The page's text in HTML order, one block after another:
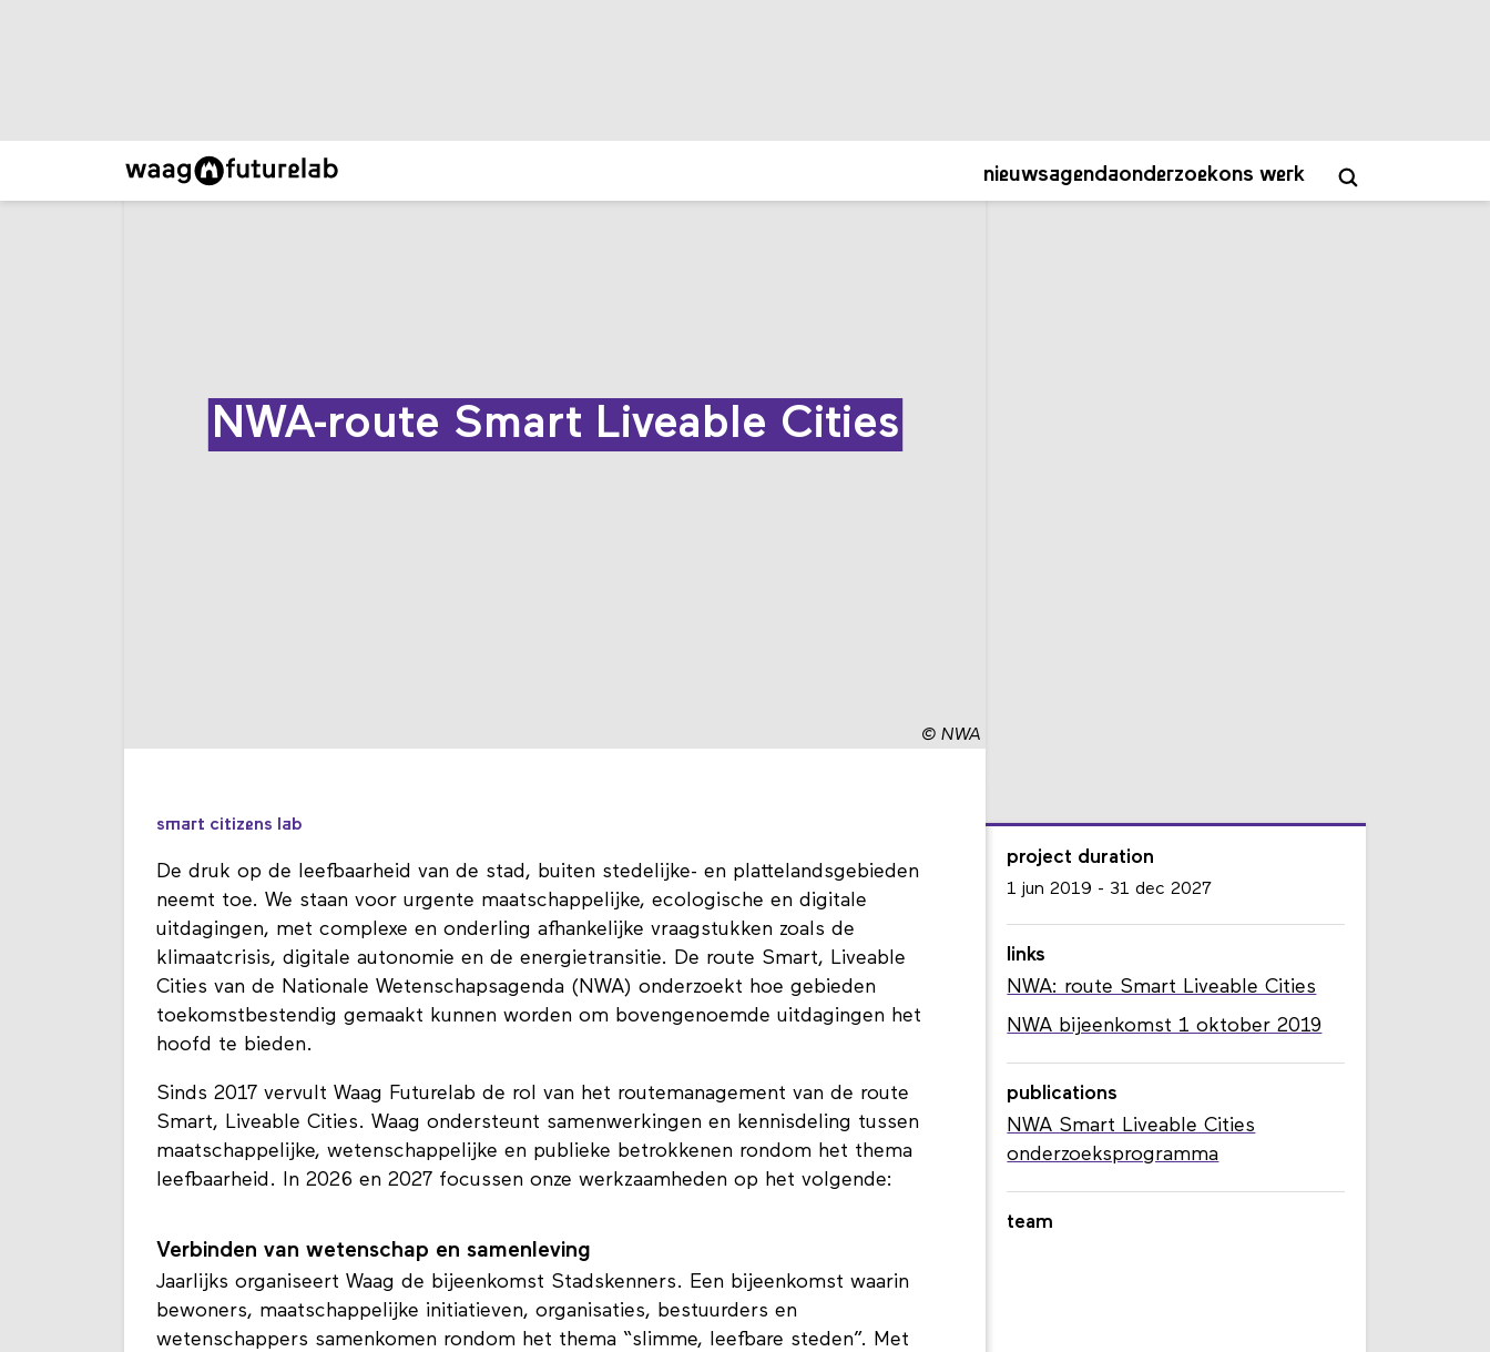
NWA-route Smart Liveable Cities
De druk op de leefbaarheid van de stad, buiten stedelijke- en plattelandsgebieden
neemt toe. We staan voor urgente maatschappelijke, ecologische en digitale
uitdagingen, met complexe en onderling afhankelijke vraagstukken zoals de
klimaatcrisis, digitale autonomie en de energietransitie. De route Smart, Liveable
Cities van de Nationale Wetenschapsagenda (NWA) onderzoekt hoe gebieden
toekomstbestendig gemaakt kunnen worden om bovengenoemde uitdagingen het
Sinds 2017 vervult Waag Futurelab de rol van het routemanagement van de route
Smart, Liveable Cities. Waag ondersteunt samenwerkingen en kennisdeling tussen
maatschappelijke, wetenschappelijke en publieke betrokkenen rondom het thema
Verbinden van wetenschap en samenleving
Jaarlijks organiseert Waag de bijeenkomst Stadskenners. Een bijeenkomst waarin
bewoners, maatschappelijke initiatieven, organisaties, bestuurders en
project duration
links
NWA: route Smart Liveable Cities
publications
NWA Smart Liveable Cities